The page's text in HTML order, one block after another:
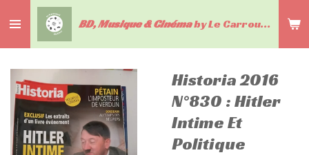
au
contenu
BD, Musique & Cinémaby Le Carrousel du livre
Historia 2016
N°830 : Hitler
Intime Et
Politique